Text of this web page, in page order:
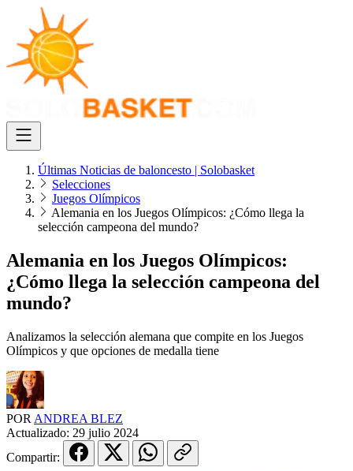
Últimas Noticias de baloncesto | Solobasket
Selecciones
Juegos Olímpicos
Alemania en los Juegos Olímpicos: ¿Cómo llega la
selección campeona del mundo?
Alemania en los Juegos Olímpicos:
¿Cómo llega la selección campeona del
mundo?
Analizamos la selección alemana que compite en los Juegos
Olímpicos y que opciones de medalla tiene
POR ANDREA BLEZ
Actualizado: 29 julio 2024
Compartir: